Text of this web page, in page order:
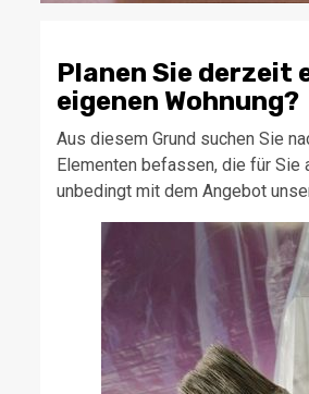
Planen Sie derzeit
eigenen Wohnung?
Aus diesem Grund suchen Sie
Elementen befassen, die für Sie
unbedingt mit dem Angebot